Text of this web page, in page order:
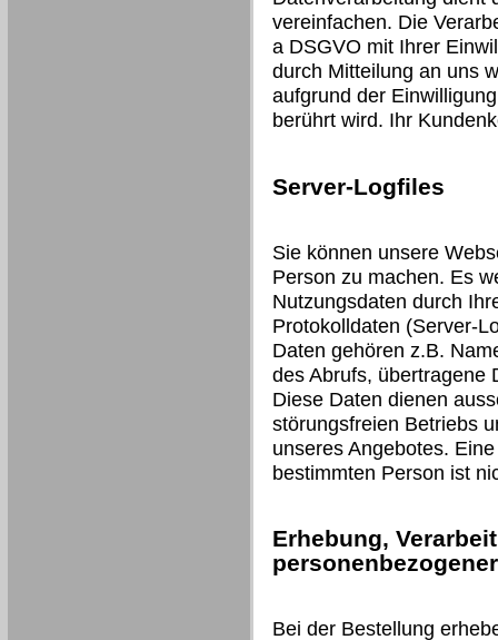
vereinfachen. Die
a DSGVO mit Ihrer
durch Mitteilung an uns
aufgrund der
berührt wird. Ihr
Server-Logfiles
Sie können unsere
Person zu machen. Es
Nutzungsdaten durch
Protokolldaten (Server-
Daten gehören z.B.
des Abrufs, übertragene
Diese Daten dienen
störungsfreien Betriebs
unseres Angebotes.
bestimmten Person ist
Erhebung,
Bei der Bestellung